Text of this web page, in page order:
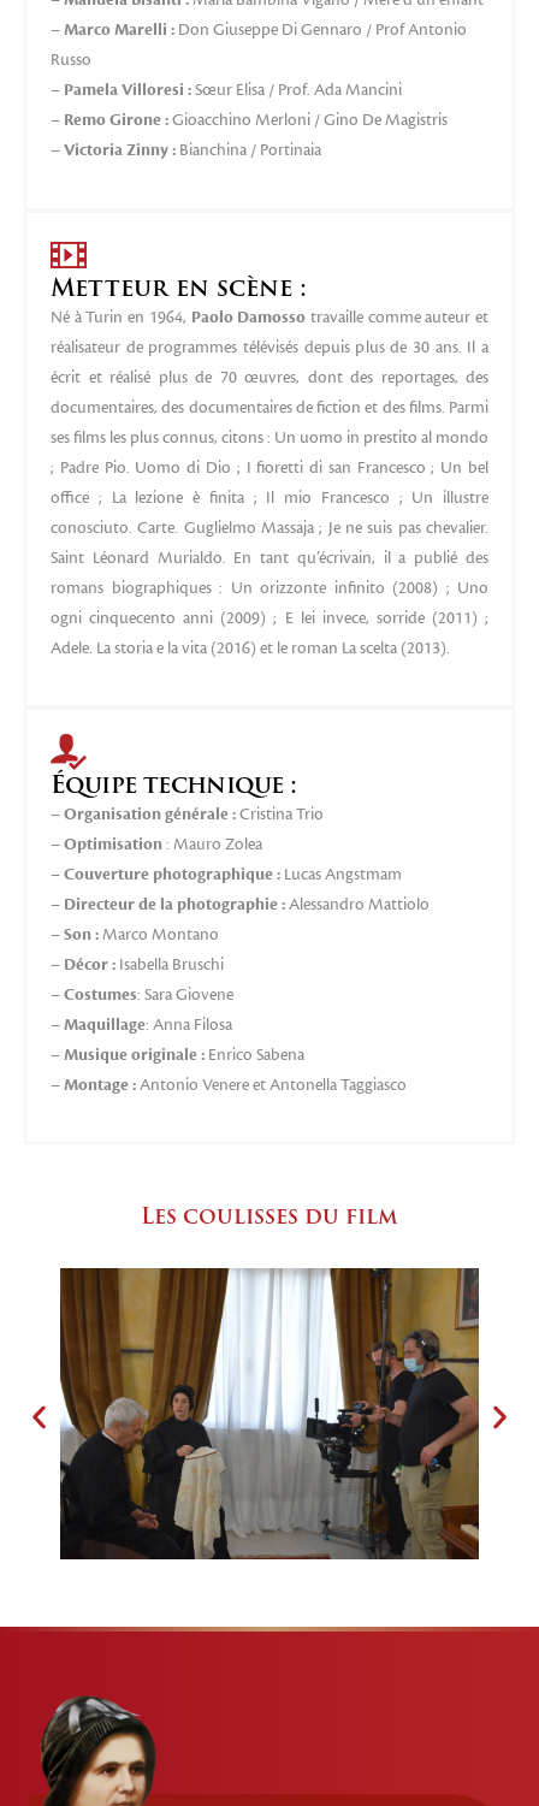
–Marco Marelli : Don Giuseppe Di Gennaro / Prof Antonio
Russo
– Pamela Villoresi :Sœur Elisa / Prof. Ada Mancini
– Remo Girone :Gioacchino Merloni / Gino De Magistris
–Victoria Zinny : Bianchina / Portinaia
Metteur en scène :
Né à Turin en 1964, Paolo Damosso travaille comme auteur et
réalisateur de programmes télévisés depuis plus de 30 ans. Il a
écrit et réalisé plus de 70 œuvres, dont des reportages, des
documentaires, des documentaires de fiction et des films. Parmi
ses films les plus connus, citons : Un uomo in prestito al mondo
; Padre Pio. Uomo di Dio ; I fioretti di san Francesco ; Un bel
office ; La lezione è finita ; Il mio Francesco ; Un illustre
conosciuto. Carte. Guglielmo Massaja ; Je ne suis pas chevalier.
Saint Léonard Murialdo. En tant qu’écrivain, il a publié des
romans biographiques : Un orizzonte infinito (2008) ; Uno
ogni cinquecento anni (2009) ; E lei invece, sorride (2011) ;
Adele. La storia e la vita (2016) et le roman La scelta (2013).
Équipe technique :
–Organisation générale :Cristina Trio
–Optimisation: Mauro Zolea
–Couverture photographique : Lucas Angstmam
– Directeur de la photographie :Alessandro Mattiolo
–Son :Marco Montano
– Décor : Isabella Bruschi
–Costumes: Sara Giovene
–Maquillage: Anna Filosa
–Musique originale : Enrico Sabena
–Montage :Antonio Venere et Antonella Taggiasco
Les coulisses du film